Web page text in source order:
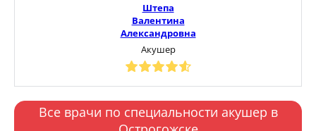
Штепа
Валентина
Александровна
Акушер
Все врачи по специальности акушер в